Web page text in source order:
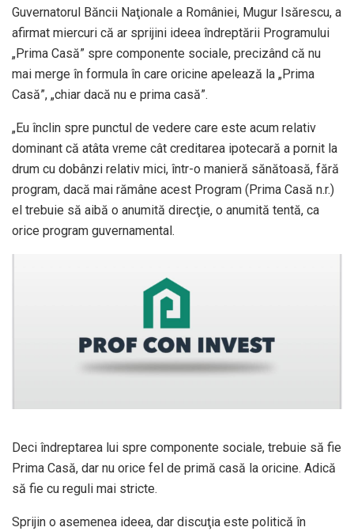
Guvernatorul Băncii Naţionale a României, Mugur Isărescu, a
afirmat miercuri că ar sprijini ideea îndreptării Programului
„Prima Casă” spre componente sociale, precizând că nu
mai merge în formula în care oricine apelează la „Prima
Casă”, „chiar dacă nu e prima casă”.
„Eu înclin spre punctul de vedere care este acum relativ
dominant că atâta vreme cât creditarea ipotecară a pornit la
drum cu dobânzi relativ mici, într-o manieră sănătoasă, fără
program, dacă mai rămâne acest Program (Prima Casă n.r.)
el trebuie să aibă o anumită direcţie, o anumită tentă, ca
orice program guvernamental.
Deci îndreptarea lui spre componente sociale, trebuie să fie
Prima Casă, dar nu orice fel de primă casă la oricine. Adică
să fie cu reguli mai stricte.
Sprijin o asemenea ideea, dar discuţia este politică în